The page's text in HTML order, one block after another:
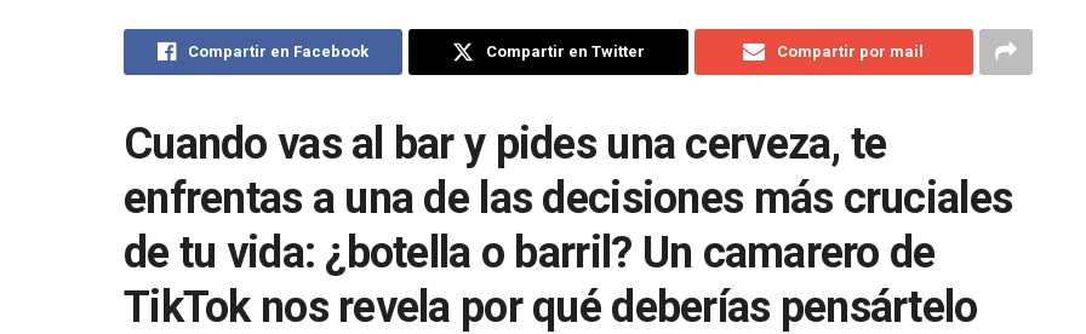
Compartir en Facebook Compartir en Twitter Compartir por mail
Cuando vas al bar y pides una cerveza, te
enfrentas a una de las decisiones más cruciales
de tu vida: ¿botella o barril? Un camarero de
TikTok nos revela por qué deberías pensártelo